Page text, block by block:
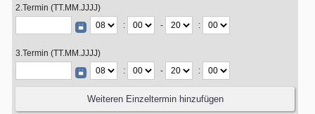
2.Termin (TT.MM.JJJJ)
:
- :
3.Termin (TT.MM.JJJJ)
:
- :